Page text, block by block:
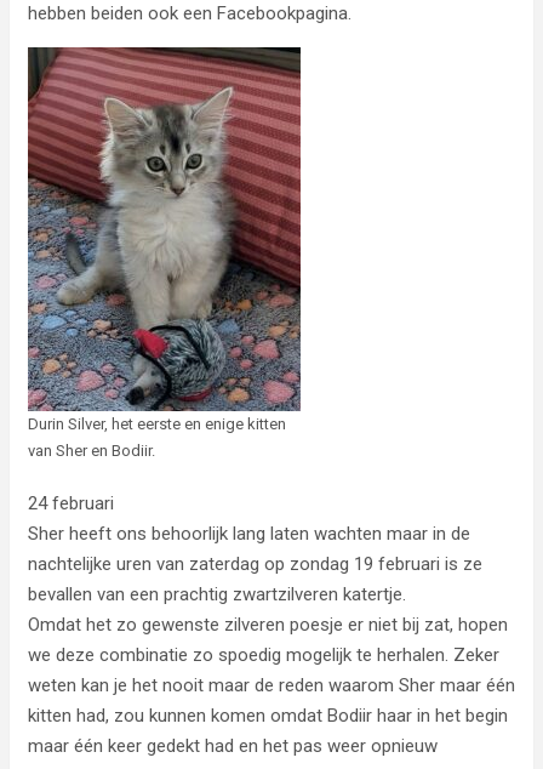
hebben beiden ook een Facebookpagina.
Durin Silver, het eerste en enige kitten
van Sher en Bodiir.
24 februari
Sher heeft ons behoorlijk lang laten wachten maar in de
nachtelijke uren van zaterdag op zondag 19 februari is ze
bevallen van een prachtig zwartzilveren katertje.
Omdat het zo gewenste zilveren poesje er niet bij zat, hopen
we deze combinatie zo spoedig mogelijk te herhalen. Zeker
weten kan je het nooit maar de reden waarom Sher maar één
kitten had, zou kunnen komen omdat Bodiir haar in het begin
maar één keer gedekt had en het pas weer opnieuw